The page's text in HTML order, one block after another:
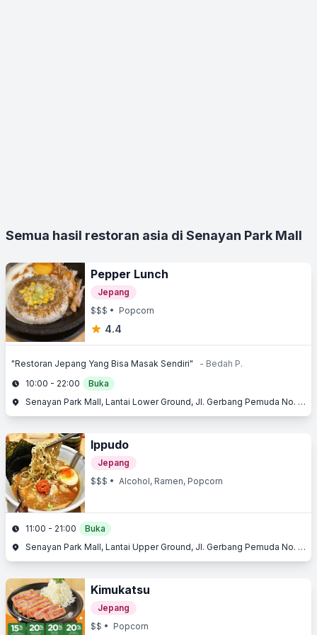
Semua hasil restoran asia di Senayan Park Mall
Pepper Lunch
Jepang
$$$ • Popcorn
4.4
"Restoran Jepang Yang Bisa Masak Sendiri"
- Bedah P.
10:00 - 22:00
Buka
Senayan Park Mall, Lantai Lower Ground, Jl. Gerbang Pemuda No. 3, Senayan, Jakarta Selatan, Jakarta
Ippudo
Jepang
$$$ • Alcohol, Ramen, Popcorn
11:00 - 21:00
Buka
Senayan Park Mall, Lantai Upper Ground, Jl. Gerbang Pemuda No. 3, Senayan, Jakarta Selatan, Jakarta
Kimukatsu
Jepang
$$ • Popcorn